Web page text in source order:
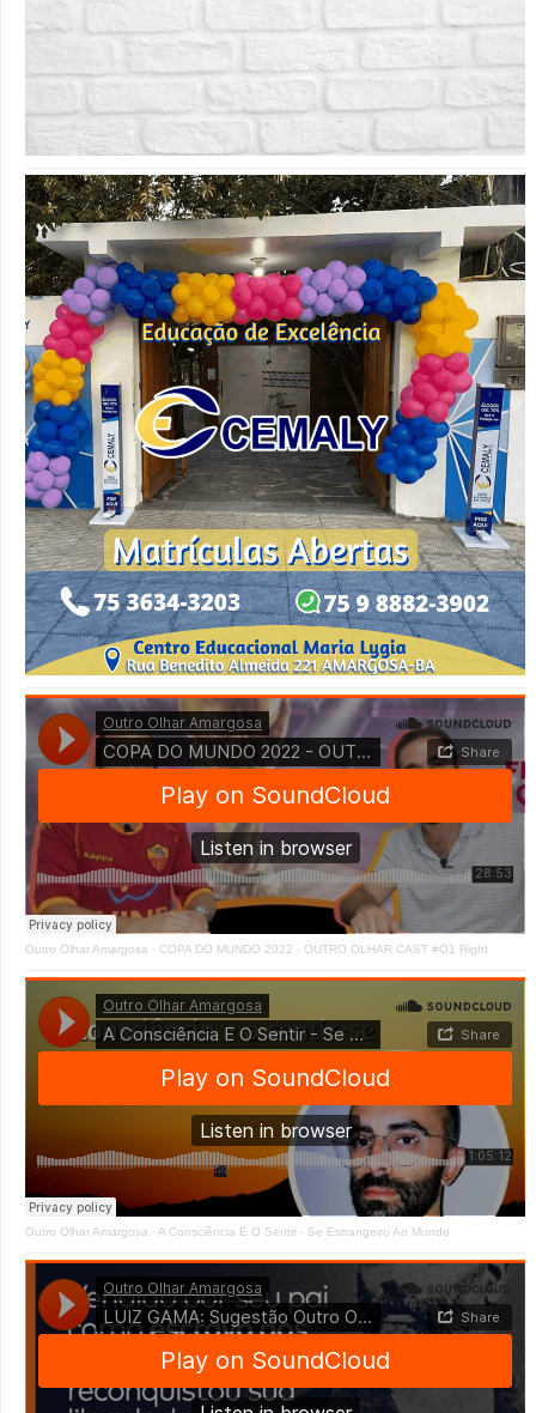
Outro Olhar Amargosa · COPA DO MUNDO 2022 - OUTRO OLHAR CAST #O1 Right
Outro Olhar Amargosa · A Consciência E O Sentir - Se Estrangeiro Ao Mundo